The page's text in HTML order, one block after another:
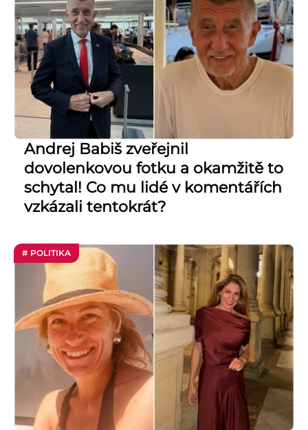
Andrej Babiš zveřejnil
dovolenkovou fotku a okamžitě to
schytal! Co mu lidé v komentářích
vzkázali tentokrát?
# POLITIKA